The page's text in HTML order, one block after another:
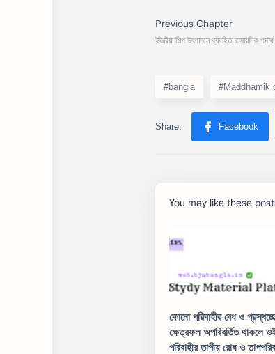
#bangla #Maddhamik
You may like these
কোনো পরিবাহীর বেধ ও
ক্ষেত্রফল অপরিবর্তিত থাকলে
পরিবাহীর তাপীয় রোধ ও